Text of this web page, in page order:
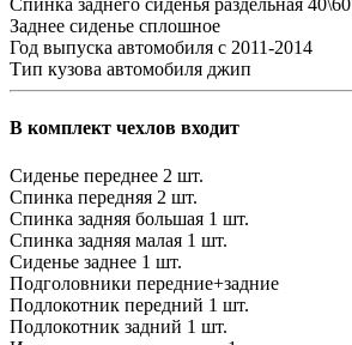
Спинка заднего сиденья раздельная 40\60
Заднее сиденье сплошное
Год выпуска автомобиля с 2011-2014
Тип кузова автомобиля джип
В комплект чехлов входит
Сиденье переднее 2 шт.
Спинка передняя 2 шт.
Спинка задняя большая 1 шт.
Спинка задняя малая 1 шт.
Сиденье заднее 1 шт.
Подголовники передние+задние
Подлокотник передний 1 шт.
Подлокотник задний 1 шт.